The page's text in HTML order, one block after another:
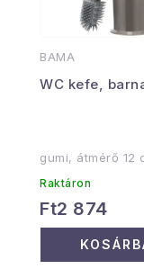
BAMA
WC kefe,
gumi, átmérő 12
Raktáron
Ft2 874